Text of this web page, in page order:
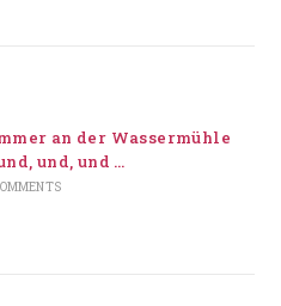
an der Wassermühle
und, und …